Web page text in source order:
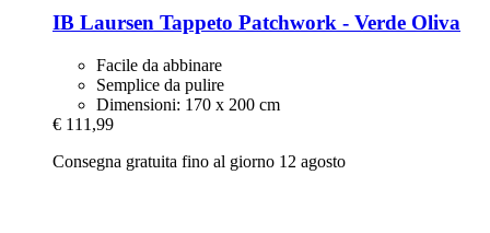
IB Laursen Tappeto Patchwork -​ Verde Oliva
Facile da abbinare
Semplice da pulire
Dimensioni: 170 x 200 cm
€ 111,99
Consegna gratuita fino al giorno 12 agosto